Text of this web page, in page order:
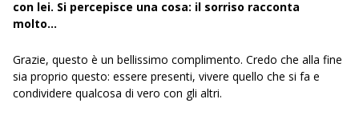
con lei. Si percepisce una cosa: il sorriso racconta
molto…
Grazie, questo è un bellissimo complimento. Credo che alla fine
sia proprio questo: essere presenti, vivere quello che si fa e
condividere qualcosa di vero con gli altri.